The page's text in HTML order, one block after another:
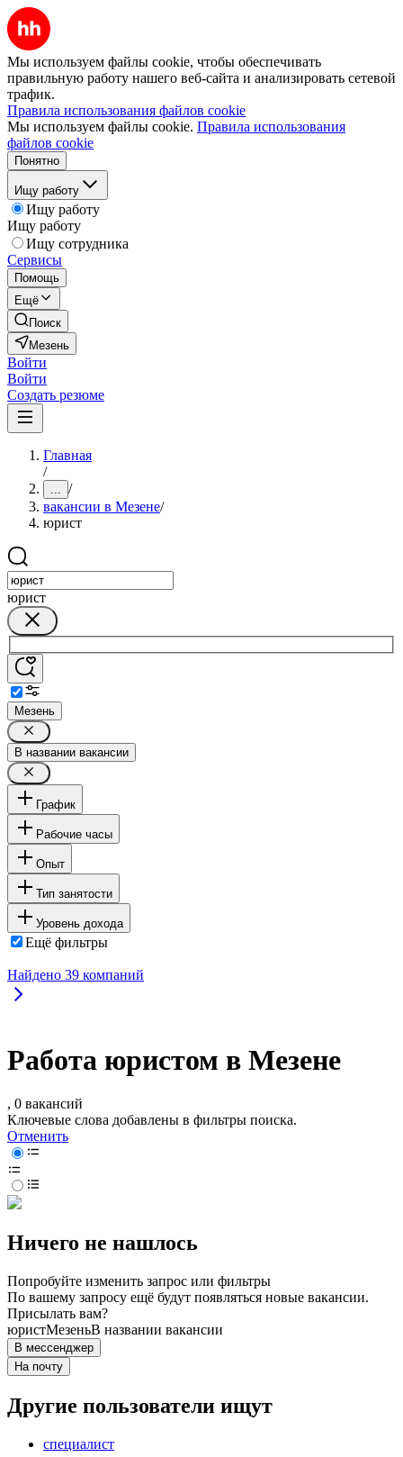
Мы используем файлы cookie, чтобы обеспечивать
правильную работу нашего веб-сайта и анализировать сетевой
трафик.
Правила использования файлов cookie
Мы используем файлы cookie. Правила использования
файлов cookie
Понятно
Ищу работу
Ищу работу
Ищу работу
Ищу сотрудника
Сервисы
Помощь
Ещё
Поиск
Мезень
Войти
Войти
Создать резюме
Главная
/
... /
вакансии в Мезене/
юрист
юрист
Мезень
В названии вакансии
График
Рабочие часы
Опыт
Тип занятости
Уровень дохода
Ещё фильтры
Найдено 39 компаний
Работа юристом в Мезене
, 0 вакансий
Ключевые слова добавлены в фильтры поиска.
Отменить
Ничего не нашлось
Попробуйте изменить запрос или фильтры
По вашему запросу ещё будут появляться новые вакансии.
Присылать вам?
юристМезеньВ названии вакансии
В мессенджер
На почту
Другие пользователи ищут
специалист